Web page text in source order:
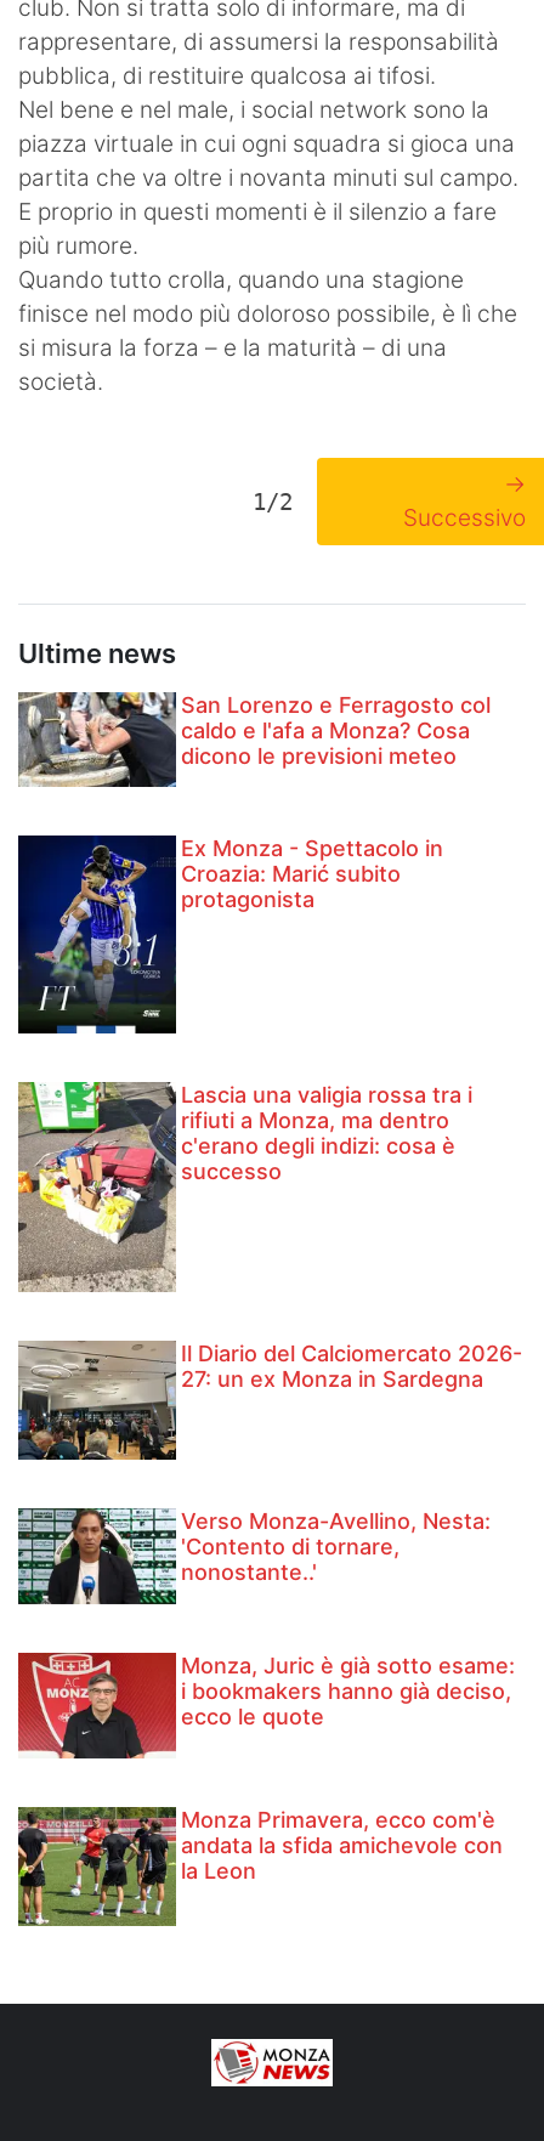
club. Non si tratta solo di informare, ma di
rappresentare, di assumersi la responsabilità
pubblica, di restituire qualcosa ai tifosi.
Nel bene e nel male, i social network sono la
piazza virtuale in cui ogni squadra si gioca una
partita che va oltre i novanta minuti sul campo.
E proprio in questi momenti è il silenzio a fare
più rumore.
Quando tutto crolla, quando una stagione
finisce nel modo più doloroso possibile, è lì che
si misura la forza – e la maturità – di una
società.
1/2
→
Successivo
Ultime news
San Lorenzo e Ferragosto col
caldo e l'afa a Monza? Cosa
dicono le previsioni meteo
Ex Monza - Spettacolo in
Croazia: Marić subito
protagonista
Lascia una valigia rossa tra i
rifiuti a Monza, ma dentro
c'erano degli indizi: cosa è
successo
Il Diario del Calciomercato 2026-
27: un ex Monza in Sardegna
Verso Monza-Avellino, Nesta:
'Contento di tornare,
nonostante..'
Monza, Juric è già sotto esame:
i bookmakers hanno già deciso,
ecco le quote
Monza Primavera, ecco com'è
andata la sfida amichevole con
la Leon